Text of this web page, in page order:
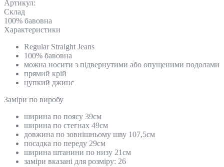
Артикул:
Склад
100% бавовна
Характеристики
Regular Straight Jeans
100% бавовна
можна носити з підвернутими або опущеними подолами
прямий крій
цупкий джинс
Замiри по виробу
ширина по поясу 39см
ширина по стегнах 49см
довжина по зовнішньому шву 107,5см
посадка по переду 29см
ширина штанини по низу 21см
заміри вказані для розміру: 26